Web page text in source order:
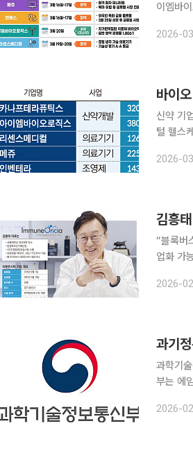
이엠바
2026-
바이
신약 기
털 헬스케어 기업도 준비 한동안
다시 커
2026-
“블록버
업화 가
이뮨온
2026-
과기
과학기술
부는 에
다.
2026-